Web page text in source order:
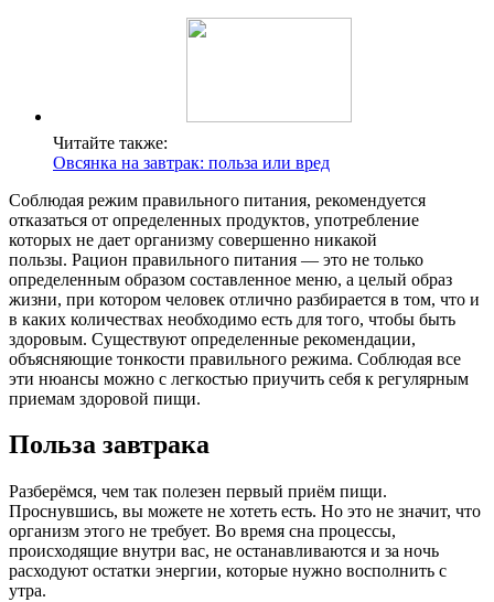
Читайте также:
Овсянка на завтрак: польза или вред
Соблюдая режим правильного питания, рекомендуется
отказаться от определенных продуктов, употребление
которых не дает организму совершенно никакой
пользы. Рацион правильного питания — это не только
определенным образом составленное меню, а целый образ
жизни, при котором человек отлично разбирается в том, что и
в каких количествах необходимо есть для того, чтобы быть
здоровым. Существуют определенные рекомендации,
объясняющие тонкости правильного режима. Соблюдая все
эти нюансы можно с легкостью приучить себя к регулярным
приемам здоровой пищи.
Польза завтрака
Разберёмся, чем так полезен первый приём пищи.
Проснувшись, вы можете не хотеть есть. Но это не значит, что
организм этого не требует. Во время сна процессы,
происходящие внутри вас, не останавливаются и за ночь
расходуют остатки энергии, которые нужно восполнить с
утра.